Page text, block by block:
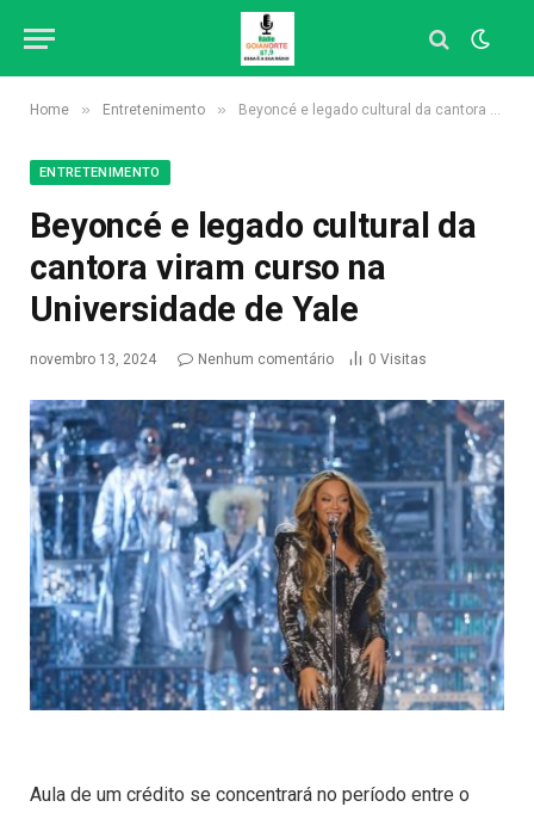
Home » Entretenimento » Beyoncé e legado cultural da cantora viram curso na Universidade de Yale
ENTRETENIMENTO
Beyoncé e legado cultural da
cantora viram curso na
Universidade de Yale
novembro 13, 2024 Nenhum comentário 0 Visitas
Aula de um crédito se concentrará no período entre o